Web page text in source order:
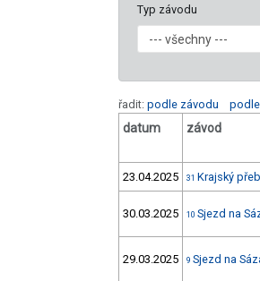
Typ závodu
řadit: podle závodu
datum závod
23.04.2025 31 Krajský
30.03.2025 10 Sjezd na
29.03.2025 9 Sjezd na